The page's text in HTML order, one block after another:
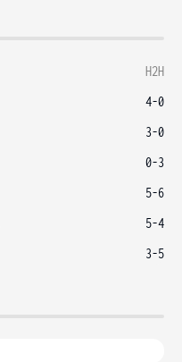
H2H
4-0
3-0
0-3
5-6
5-4
3-5